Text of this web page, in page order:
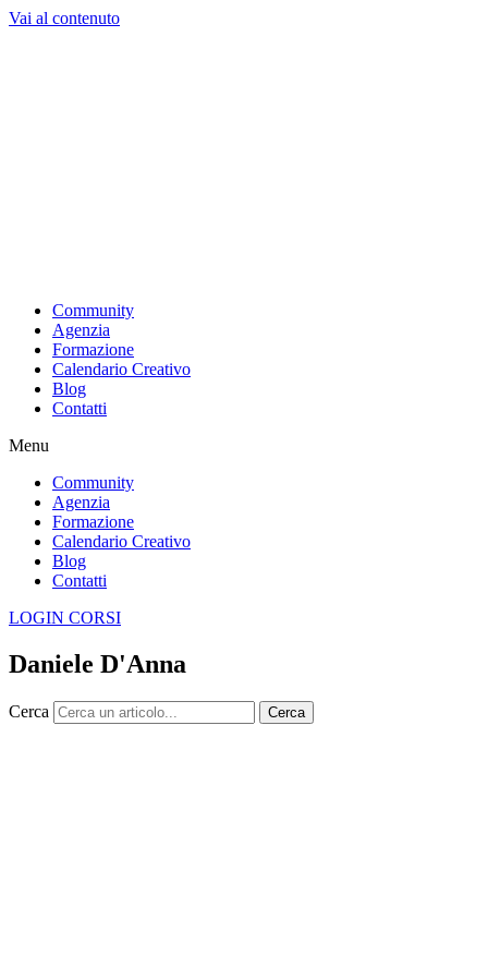
Vai al contenuto
Community
Agenzia
Formazione
Calendario Creativo
Blog
Contatti
Menu
Community
Agenzia
Formazione
Calendario Creativo
Blog
Contatti
LOGIN CORSI
Daniele D'Anna
Cerca Cerca